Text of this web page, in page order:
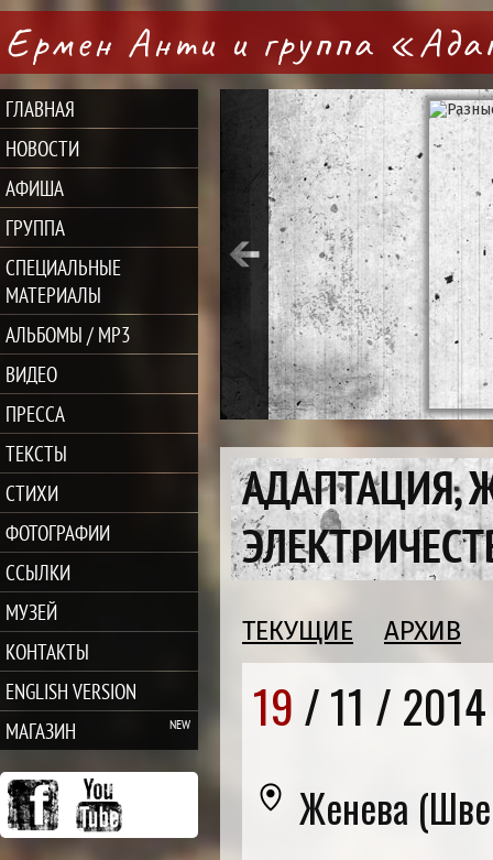
Ермен Анти и группа
ГЛАВНАЯ
НОВОСТИ
АФИША
ГРУППА
СПЕЦИАЛЬНЫЕ
МАТЕРИАЛЫ
АЛЬБОМЫ / MP3
ВИДЕО
ПРЕССА
ТЕКСТЫ
СТИХИ
ФОТОГРАФИИ
ССЫЛКИ
МУЗЕЙ
КОНТАКТЫ
ENGLISH VERSION
МАГАЗИН
АДАПТАЦИЯ,
ТЕКУЩИЕ АРХИВ
19/ 11 /2014
Женева